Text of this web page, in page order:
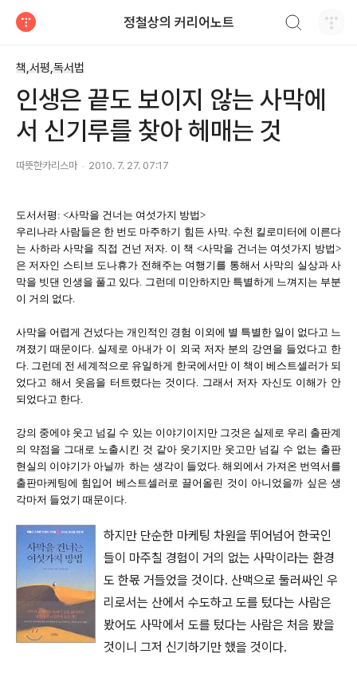
정철상의 커리어노트
책,서평,독서법
인생은 끝도 보이지 않는 사막에
서 신기루를 찾아 헤매는 것
따뜻한카리스마 2010. 7. 27. 07:17
도서서평: <사막을 건너는 여섯가지 방법>
우리나라 사람들은 한 번도 마주하기 힘든 사막. 수천 킬로미터에 이른다
는 사하라 사막을 직접 건넌 저자. 이 책 <사막을 건너는 여섯가지 방법>
은 저자인 스티브 도나휴가 전해주는 여행기를 통해서 사막의 실상과 사
막을 빗댄 인생을 풀고 있다. 그런데 미안하지만 특별하게 느껴지는 부분
이 거의 없다.
사막을 어렵게 건넜다는 개인적인 경험 이외에 별 특별한 일이 없다고 느
껴졌기 때문이다. 실제로 아내가 이 외국 저자 분의 강연을 들었다고 한
다. 그런데 전 세계적으로 유일하게 한국에서만 이 책이 베스트셀러가 되
었다고 해서 웃음을 터트렸다는 것이다. 그래서 저자 자신도 이해가 안
되었다고 한다.
강의 중에야 웃고 넘길 수 있는 이야기이지만 그것은 실제로 우리 출판계
의 약점을 그대로 노출시킨 것 같아 웃기지만 웃고만 넘길 수 없는 출판
현실의 이야기가 아닐까 하는 생각이 들었다. 해외에서 가져온 번역서를
출판마케팅에 힘입어 베스트셀러로 끌어올린 것이 아니었을까 싶은 생
각마저 들었기 때문이다.
하지만 단순한 마케팅 차원을 뛰어넘어 한국인
들이 마주칠 경험이 거의 없는 사막이라는 환경
도 한몫 거들었을 것이다. 산맥으로 둘러싸인 우
리로서는 산에서 수도하고 도를 텄다는 사람은
봤어도 사막에서 도를 텄다는 사람은 처음 봤을
것이니 그저 신기하기만 했을 것이다.